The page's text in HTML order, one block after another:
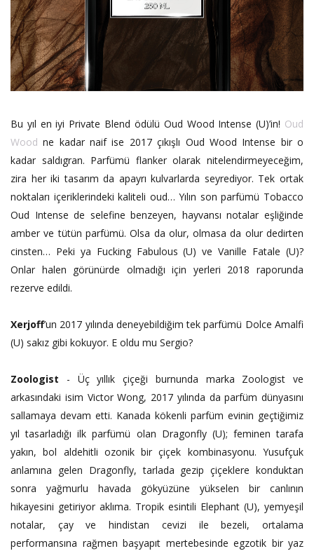
Bu yıl en iyi Private Blend ödülü Oud Wood Intense (U)’in! Oud
Wood ne kadar naif ise 2017 çıkışlı Oud Wood Intense bir o
kadar saldıgran. Parfümü flanker olarak nitelendirmeyeceğim,
zira her iki tasarım da apayrı kulvarlarda seyrediyor. Tek ortak
noktaları içeriklerindeki kaliteli oud… Yılın son parfümü Tobacco
Oud Intense de selefine benzeyen, hayvansı notalar eşliğinde
amber ve tütün parfümü. Olsa da olur, olmasa da olur dedirten
cinsten… Peki ya Fucking Fabulous (U) ve Vanille Fatale (U)?
Onlar halen görünürde olmadığı için yerleri 2018 raporunda
rezerve edildi.
Xerjoff’un 2017 yılında deneyebildiğim tek parfümü Dolce Amalfi
(U) sakız gibi kokuyor. E oldu mu Sergio?
Zoologist - Üç yıllık çiçeği burnunda marka Zoologist ve
arkasındaki isim Victor Wong, 2017 yılında da parfüm dünyasını
sallamaya devam etti. Kanada kökenli parfüm evinin geçtiğimiz
yıl tasarladığı ilk parfümü olan Dragonfly (U); feminen tarafa
yakın, bol aldehitli ozonik bir çiçek kombinasyonu. Yusufçuk
anlamına gelen Dragonfly, tarlada gezip çiçeklere konduktan
sonra yağmurlu havada gökyüzüne yükselen bir canlının
hikayesini getiriyor aklıma. Tropik esintili Elephant (U), yemyeşil
notalar, çay ve hindistan cevizi ile bezeli, ortalama
performansına rağmen başyapıt mertebesinde egzotik bir yaz